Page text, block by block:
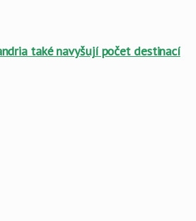
také navyšují počet destinací